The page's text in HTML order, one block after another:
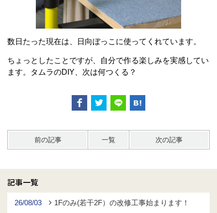
数日たった現在は、日向ぼっこに使ってくれています。
ちょっとしたことですが、自分で作る楽しみを実感してい
ます。タムラのDIY、次は何つくる？
前の記事 一覧 次の記事
記事一覧
26/08/03 1Fのみ(若干2F）の改修工事始まります！